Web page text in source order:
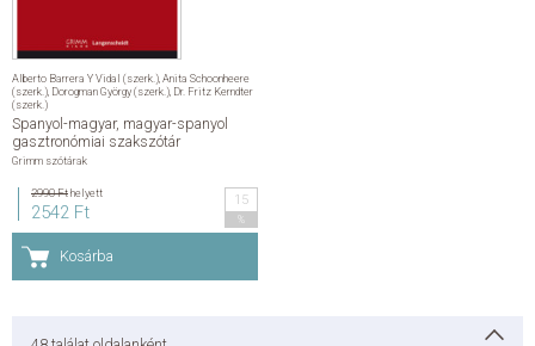
Alberto Barrera Y Vidal (szerk.) Anita Schoonheere
(szerk.) Dorogman György (szerk.) Dr. Fritz Kerndter
(szerk.)
Spanyol-magyar, magyar-spanyol
gasztronómiai szakszótár
Grimm szótárak
2990 Fthelyett
2542 Ft
15
Kosárba